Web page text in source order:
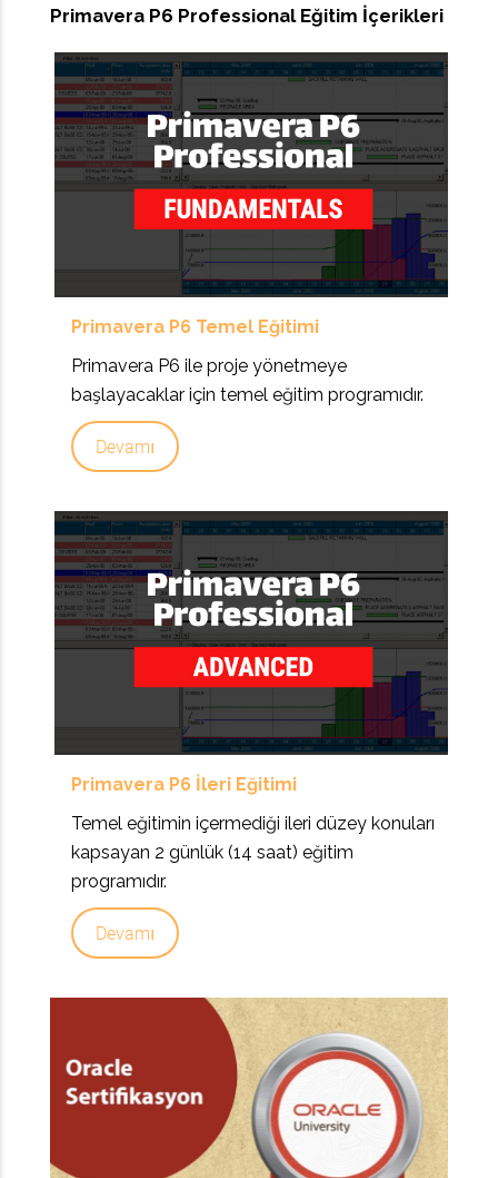
Primavera P6 Professional Eğitim İçerikleri
Primavera P6 Temel Eğitimi
Primavera P6 ile proje yönetmeye
başlayacaklar için temel eğitim programıdır.
Devamı
Primavera P6 İleri Eğitimi
Temel eğitimin içermediği ileri düzey konuları
kapsayan 2 günlük (14 saat) eğitim
programıdır.
Devamı